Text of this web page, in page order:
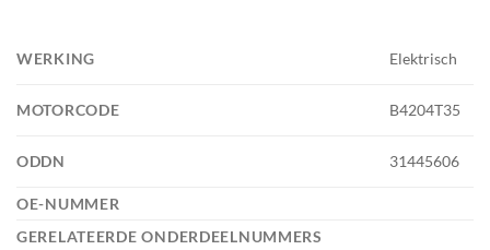
WERKING Elektrisch
MOTORCODE B4204T35
ODDN 31445606
OE-NUMMER
GERELATEERDE ONDERDEELNUMMERS